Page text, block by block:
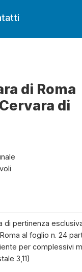
di Roma
di
di pertinenza
al foglio n. 24
per complessivi
3,11)